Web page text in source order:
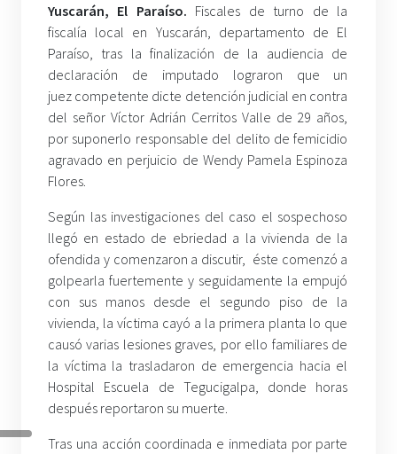
Yuscarán, El Paraíso. Fiscales de turno de la
fiscalía local en Yuscarán, departamento de El
Paraíso, tras la finalización de la audiencia de
declaración de imputado lograron que un
juez competente dicte detención judicial en contra
del señor Víctor Adrián Cerritos Valle de 29 años,
por suponerlo responsable del delito de femicidio
agravado en perjuicio de Wendy Pamela Espinoza
Flores.
Según las investigaciones del caso el sospechoso
llegó en estado de ebriedad a la vivienda de la
ofendida y comenzaron a discutir, éste comenzó a
golpearla fuertemente y seguidamente la empujó
con sus manos desde el segundo piso de la
vivienda, la víctima cayó a la primera planta lo que
causó varias lesiones graves, por ello familiares de
la víctima la trasladaron de emergencia hacia el
Hospital Escuela de Tegucigalpa, donde horas
después reportaron su muerte.
Tras una acción coordinada e inmediata por parte